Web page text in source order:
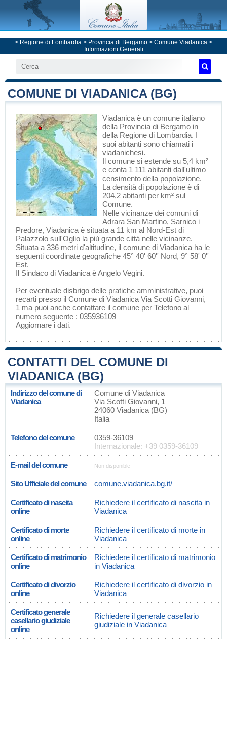
> Regione di Lombardia > Provincia di Bergamo > Comune Viadanica >
Informazioni Generali
COMUNE DI VIADANICA (BG)
Viadanica è un comune italiano
della Provincia di Bergamo in
della Regione di Lombardia. I
suoi abitanti sono chiamati i
viadanichesi.
Il comune si estende su 5,4 km²
e conta 1 111 abitanti dall'ultimo
censimento della popolazione.
La densità di popolazione è di
204,2 abitanti per km² sul
Comune.
Nelle vicinanze dei comuni di
Adrara San Martino, Sarnico i
Predore, Viadanica è situata a 11 km al Nord-Est di
Palazzolo sull'Oglio la più grande città nelle vicinanze.
Situata a 336 metri d'altitudine, il comune di Viadanica ha le
seguenti coordinate geografiche 45° 40' 60'' Nord, 9° 58' 0''
Est.
Il Sindaco di Viadanica è Angelo Vegini.
Per eventuale disbrigo delle pratiche amministrative, puoi
recarti presso il Comune di Viadanica Via Scotti Giovanni,
1 ma puoi anche contattare il comune per Telefono al
numero seguente : 035936109
Aggiornare i dati.
CONTATTI DEL COMUNE DI
VIADANICA (BG)
Indirizzo del comune di
Viadanica
Comune di Viadanica
Via Scotti Giovanni, 1
24060 Viadanica (BG)
Italia
Telefono del comune
0359-36109
Internazionale: +39 0359-36109
E-mail del comune Non disponible
Sito Ufficiale del comune comune.viadanica.bg.it/
Certificato di nascita
online
Richiedere il certificato di nascita in
Viadanica
Certificato di morte
online
Richiedere il certificato di morte in
Viadanica
Certificato di matrimonio
online
Richiedere il certificato di matrimonio
in Viadanica
Certificato di divorzio
online
Richiedere il certificato di divorzio in
Viadanica
Certificato generale
casellario giudiziale
online
Richiedere il generale casellario
giudiziale in Viadanica